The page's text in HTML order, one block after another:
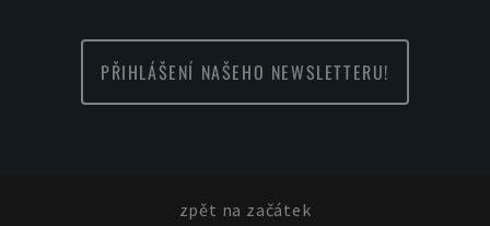
PŘIHLÁŠENÍ NAŠEHO NEWSLETTERU!
zpět na začátek